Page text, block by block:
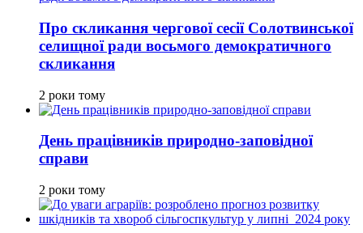
Про скликання чергової сесії Солотвинської
селищної ради восьмого демократичного
скликання
2 роки тому
День працівників природно-заповідної
справи
2 роки тому